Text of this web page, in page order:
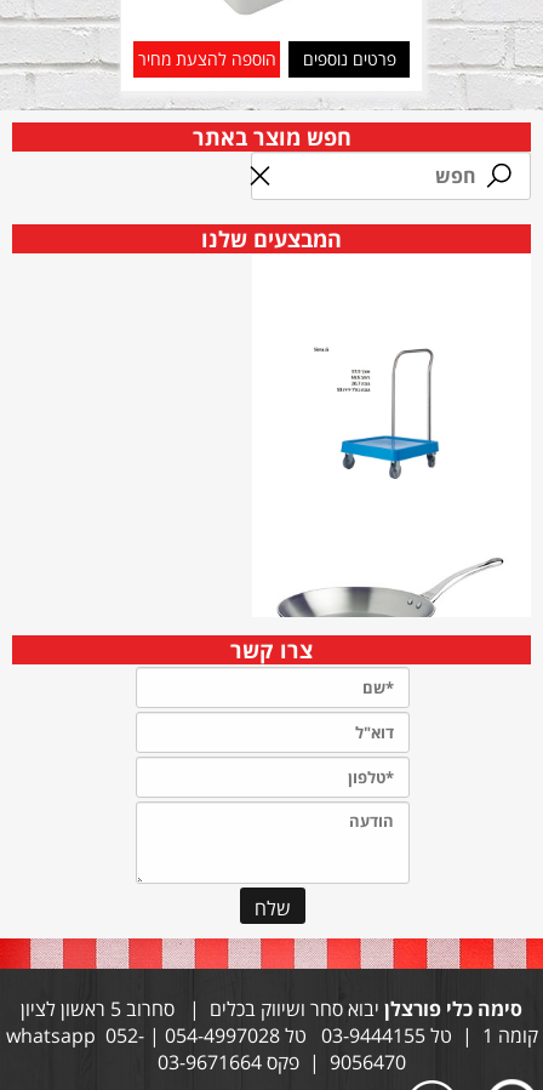
פרטים נוספים הוספה להצעת מחיר
חפש מוצר באתר
המבצעים שלנו
צרו קשר
סימה כלי פורצלן
יבוא סחר ושיווק בכלים | סחרוב 5 ראשון לציון
קומה 1 | טל 03-9444155 טל 054-4997028 | whatsapp 052-
9056470 | פקס 03-9671664